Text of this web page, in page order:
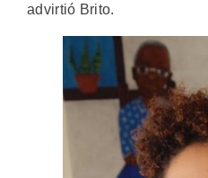
advirtió Brito.